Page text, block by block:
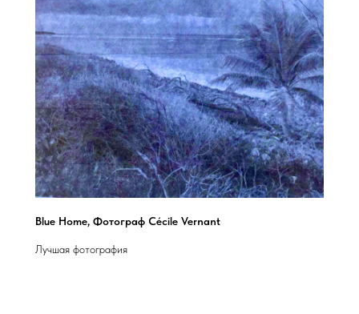
Blue Home, Фотограф Cécile Vernant
Лучшая фотография